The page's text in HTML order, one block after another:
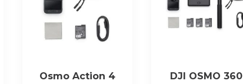
Osmo Action 4
DJI OSMO 360